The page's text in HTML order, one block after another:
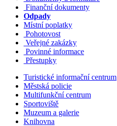
Finanční dokumenty
Odpady
Místní poplatky
Pohotovost
Veřejné zakázky
Povinné informace
Přestupky
Turistické informační centrum
Městská policie
Multifunkční centrum
Sportoviště
Muzeum a galerie
Knihovna